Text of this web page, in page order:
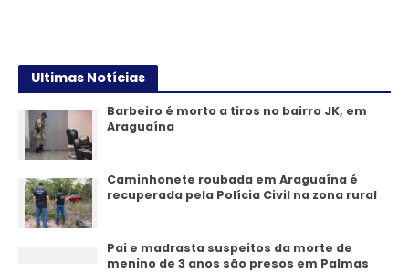
Ultimas Notícias
Barbeiro é morto a tiros no bairro JK, em
Araguaína
Caminhonete roubada em Araguaína é
recuperada pela Polícia Civil na zona rural
Pai e madrasta suspeitos da morte de
menino de 3 anos são presos em Palmas